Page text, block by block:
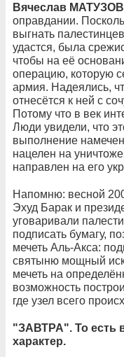
Вячеслав
оправдании.
выгнать
удастся, была
чтобы на её
операцию, которую
армия. Надеялись,
отнесётся к ней с
Потому что в век
Люди увидели, что
выполнение
нацелен на
направлен на его
Напомню: весной
Эхуд Барак и
уговаривали
подписать бумагу,
мечеть Аль-Акса:
святыню мощный
мечеть на
возможность
где узел всего
"ЗАВТРА". То есть
характер.